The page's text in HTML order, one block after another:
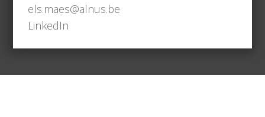
els.maes@alnus.be
LinkedIn